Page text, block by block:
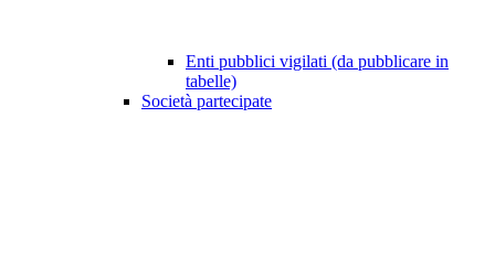
Enti pubblici vigilati (da pubblicare in
tabelle)
Società partecipate